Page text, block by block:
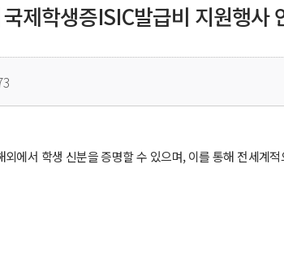
제학생증ISIC발급비 지원행
학생 신분을 증명할 수 있으며, 이를 통해 전세계적